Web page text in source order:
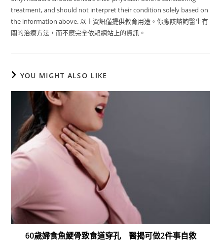
treatment, and should not interpret their condition solely based on
the information above. 以上資訊僅提供教育用途。你應該諮詢醫生有
關的治療方法，而不應完全依賴網站上的資訊。
YOU MIGHT ALSO LIKE
60歲婦食魚鯁骨致食道穿孔 醫揭可做2件事自救